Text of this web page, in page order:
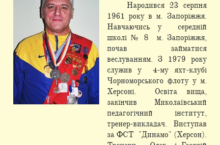
Народився 23 серпня
1961 року в м. Запоріжжя.
Навчаючись у середній
школі № 8 м. Запоріжжя,
почав займатися
веслуванням. З 1979 року
служив у 4-му яхт-клубі
Чорноморського флоту у м.
Херсоні. Освіта вища,
закінчив Миколаївський
педагогічний інститут,
тренер-викладач. Виступав
за ФСТ "Динамо" (Херсон).